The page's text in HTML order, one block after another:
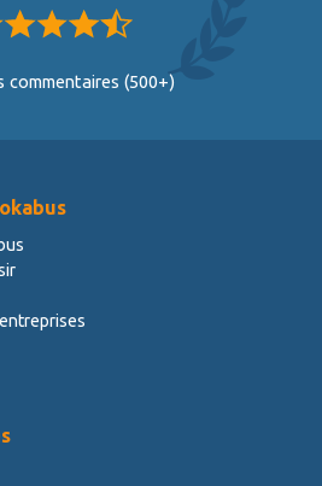
commentaires (500+)